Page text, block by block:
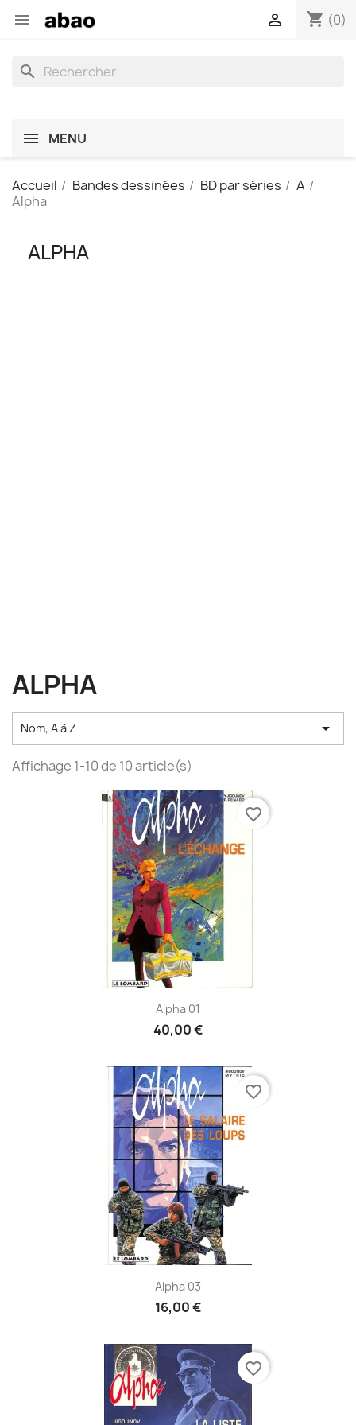
 shopping_cart (0)

search
MENU
Accueil Bandes dessinées BD par séries
A
Alpha
ALPHA
ALPHA
Nom, A à Z 
Affichage 1-10 de 10 article(s)
Alpha 01
40,00 €
favorite_border
Alpha 03
16,00 €
favorite_border
favorite_border